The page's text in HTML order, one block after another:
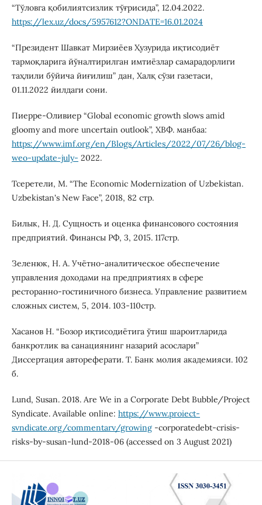
“Тўловга қобилиятсизлик тўғрисида”, 12.04.2022.
https://lex.uz/docs/5957612?ONDATE=16.01.2024
“Президент Шавкат Мирзиёев Ҳузурида иқтисодиёт
тармоқларига йўналтирилган имтиёзлар самарадорлиги
таҳлили бўйича йиғилиш” дан, Халқ сўзи газетаси,
01.11.2022 йилдаги сони.
Пиерре-Оливиер “Global economic growth slows amid
gloomy and more uncertain outlook”, ХВФ. манбаа:
https://www.imf.org/en/Blogs/Articles/2022/07/26/blog-
weo-update-july- 2022.
Тсеретели, M. “The Economic Modernization of Uzbekistan.
Uzbekistan's New Face”, 2018, 82 стр.
Билык, Н. Д. Сущность и оценка финансового состояния
предприятий. Финансы РФ, 3, 2015. 117стр.
Зеленюк, Н. А. Учётно-аналитическое обеспечение
управления доходами на предприятиях в сфере
ресторанно-гостиничного бизнеса. Управление развитием
сложных систем, 5, 2014. 103-110стр.
Хасанов Н. “Бозор иқтисодиётига ўтиш шароитларида
банкротлик ва санациянинг назарий асослари”
Диссертация автореферати. Т. Банк молия академияси. 102
б.
Lund, Susan. 2018. Are We in a Corporate Debt Bubble/Project
Syndicate. Available online: https://www.proiect-
svndicate.org/commentarv/growing-corporatedebt-crisis-
risks-by-susan-lund-2018-06 (accessed on 3 August 2021)